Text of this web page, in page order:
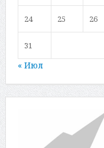
24 25 26
31
« Июл